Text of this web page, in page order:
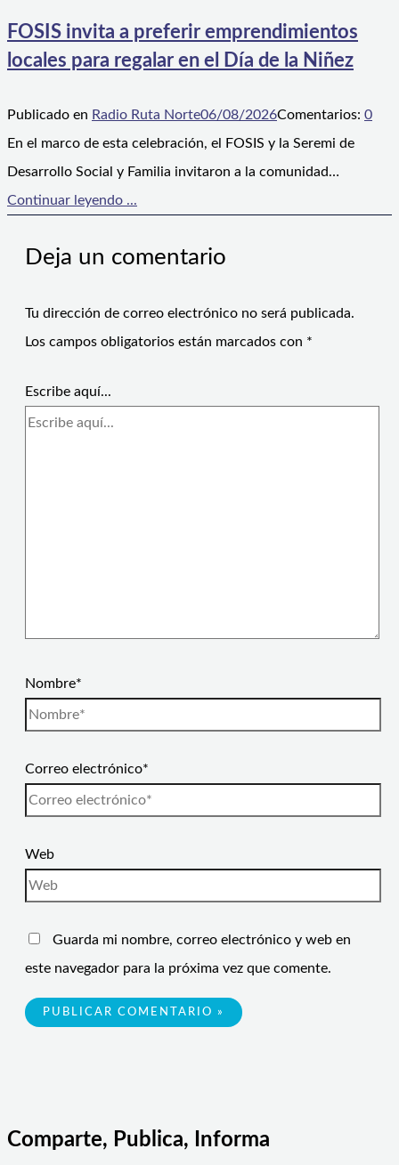
FOSIS invita a preferir emprendimientos
locales para regalar en el Día de la Niñez
Publicado en Radio Ruta Norte06/08/2026Comentarios: 0
En el marco de esta celebración, el FOSIS y la Seremi de
Desarrollo Social y Familia invitaron a la comunidad…
Continuar leyendo ...
Deja un comentario
Tu dirección de correo electrónico no será publicada.
Los campos obligatorios están marcados con *
Escribe aquí...
Nombre*
Correo electrónico*
Web
Guarda mi nombre, correo electrónico y web en
este navegador para la próxima vez que comente.
Comparte, Publica, Informa